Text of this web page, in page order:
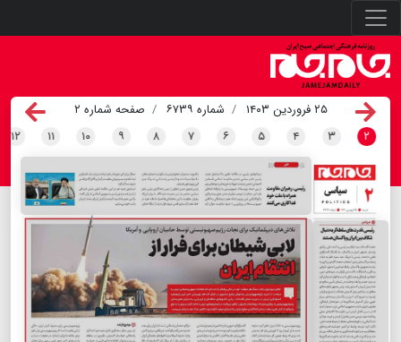
۲۵ فروردین ۱۴۰۳ شماره ۶۷۳۹
صفحه شماره ۲
۲ ۳ ۴ ۵ ۶ ۷ ۸ ۹ ۱۰ ۱۱ ۱۲